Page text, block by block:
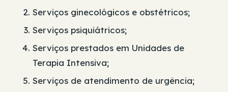
Serviços ginecológicos e obstétricos;
Serviços psiquiátricos;
Serviços prestados em Unidades de
Terapia Intensiva;
Serviços de atendimento de urgência;